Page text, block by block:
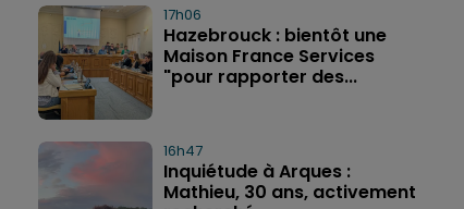
17h06
Hazebrouck : bientôt une
Maison France Services
"pour rapporter des...
16h47
Inquiétude à Arques :
Mathieu, 30 ans, activement